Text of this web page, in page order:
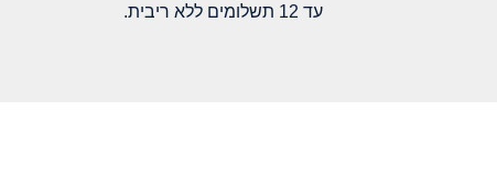
עד 12 תשלומים ללא ריבית.